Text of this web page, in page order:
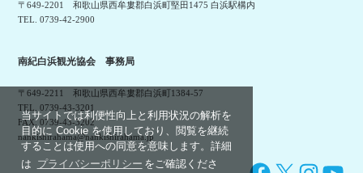
当サイトでは利便性向上と利用状況の解析を
目的に Cookie を使用しており、閲覧を継続
することは使用への同意を意味します。詳細
は プライバシーポリシー をご確認くださ
〒649-2201 和歌山県西牟婁郡白浜町堅田1475 白浜駅構内
TEL. 0739-42-2900
南紀白浜観光協会 事務局
〒649-2211 和歌山県西牟婁郡白浜町1384-57
TEL. 0739-43-3201
FAX. 0739-43-3202
nankishirahama@nankishirahama.jp